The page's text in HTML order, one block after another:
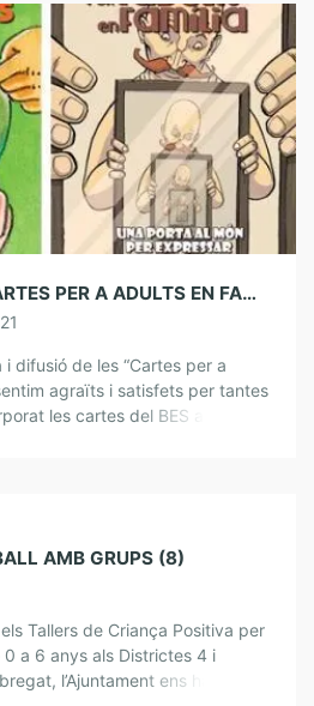
6 ANYS AMB LES CARTES PER A ADULTS EN FAMÍLIA
difusió de les “Cartes per a
agraïts i satisfets per tantes
les cartes del BES al seu […]
AMB GRUPS (8)
Tallers de Criança Positiva per
a 6 anys als Districtes 4 i
l’Ajuntament ens ha